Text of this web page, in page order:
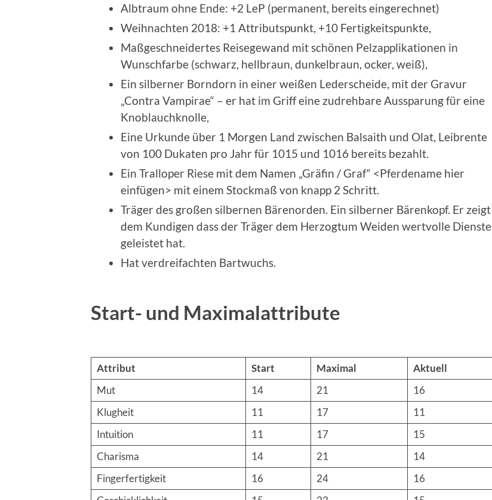
Albtraum ohne Ende: +2 LeP (permanent, bereits eingerechnet)
Weihnachten 2018: +1 Attributspunkt, +10 Fertigkeitspunkte,
Maßgeschneidertes Reisegewand mit schönen Pelzapplikationen in
Wunschfarbe (schwarz, hellbraun, dunkelbraun, ocker, weiß),
Ein silberner Borndorn in einer weißen Lederscheide, mit der Gravur
„Contra Vampirae“ – er hat im Griff eine zudrehbare Aussparung für eine
Knoblauchknolle,
Eine Urkunde über 1 Morgen Land zwischen Balsaith und Olat, Leibrente
von 100 Dukaten pro Jahr für 1015 und 1016 bereits bezahlt.
Ein Tralloper Riese mit dem Namen „Gräfin / Graf“ <Pferdename hier
einfügen> mit einem Stockmaß von knapp 2 Schritt.
Träger des großen silbernen Bärenorden. Ein silberner Bärenkopf. Er zeigt
dem Kundigen dass der Träger dem Herzogtum Weiden wertvolle Dienste
geleistet hat.
Hat verdreifachten Bartwuchs.
Start- und Maximalattribute
Attribut Start Maximal
Aktuell
Mut
14 21
16
Klugheit
11 17
11
Intuition
11 17
15
Charisma
14 21
14
Fingerfertigkeit
16 24
16